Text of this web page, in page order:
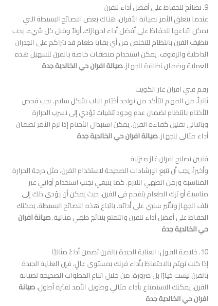
9. نصائح للحفاظ على أفضل أداء للفرن
عندما يتعلق الأمر بصيانة الأفران، هناك بعض النصائح البسيطة التي
يمكن اتباعها للحفاظ على أفضل أداء لجهازك. أولاً وقبل كل شيء، يجب
تنظيف الفرن بانتظام للتخلص من أي بقايا طعام قد تتراكم على الجدران
الداخلية والرفوف. يمكن استخدام منظفات خاصة بالفرن لتسهيل هذه
العملية وضمان نظافة الجهاز.صيانة افران حي الخالدية جدة
رقم فني افران غاز الكويت
ثانياً، من المهم التأكد من تواجد أختام الباب بشكل سليم. يجب فحص
الأختام بانتظام لضمان عدم وجود تلفيات تؤدي إلى تسرب الحرارة
وبالتالي تقليل كفاءة الفرن. يمكن استبدال الأختام إذا لزم الأمر لضمان
أداء مثالي للجهاز.صيانة افران حي الخالدية جدة
فنيين تصليح افران غاز منزلية
وأخيراً، يجب أن تتبع الإرشادات الصحيحة لاستخدام الفرن، مثل درجة الحرارة
المناسبة وزمن الطهي اللازم. كما ينبغي تجنب استخدام أواني غير
مناسبة أو ترك الطعام يتفحم في الفرن، حيث يمكن أن يؤدي ذلك إلى
تلف الجهاز وتأثير سلبي على أدائه. باتباع هذه النصائح البسيطة، يمكنك
الحفاظ على أفضل أداء للفرن والتمتع بنتائج طهي مثالية.صيانة افران
حي الخالدية جدة
10. خلاصة القول: العناية الجيدة بالفرن تضمن أداءً مثاليًا
إذا كنت تهتم بالاحتفاظ بأداء فرنك بمستوى عالٍ، فإن العناية الجيدة
بالفرن ليست خيارًا بل ضرورة. من خلال اتباع الخطوات الصحيحة لصيانة
الفرن، يمكنك الاستمتاع بأداء مثالي وطويل الأمد لفترة أطول.صيانة
افران حي الخالدية جدة